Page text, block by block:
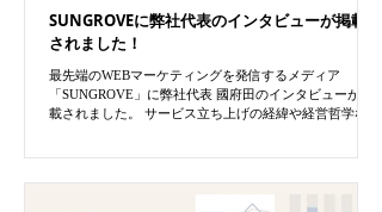
SUNGROVEに弊社代表のインタビューが掲載
されました！
最先端のWEBマーケティングを発信するメディア
「SUNGROVE」に弊社代表 國府田のインタビューが掲
載されました。 サービス立ち上げの経緯や経営哲学など